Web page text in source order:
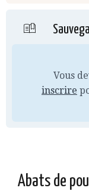
Vous
inscrire
Abats de